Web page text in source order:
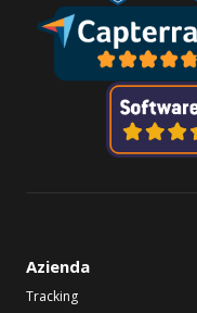
Azienda
Tracking